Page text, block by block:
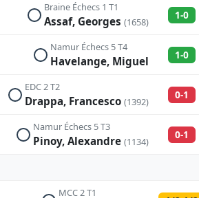
Braine Échecs 1 T1
Assaf, Georges (1658)
1-0
Namur Échecs 5 T4
Havelange, Miguel 1-0
EDC 2 T2
Drappa, Francesco (1392)
0-1
Namur Échecs 5 T3
Pinoy, Alexandre (1134)
0-1
MCC 2 T1